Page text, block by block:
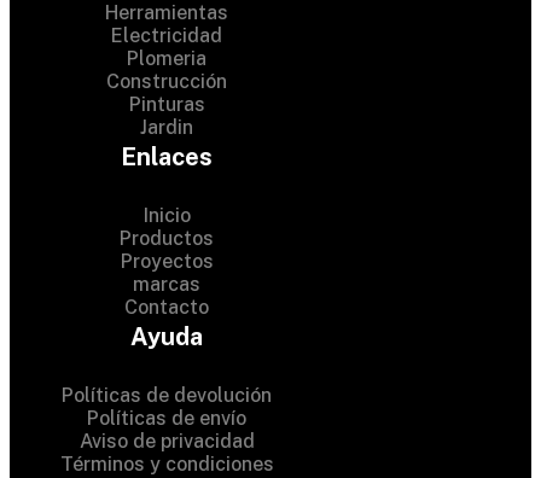
Herramientas
Electricidad
Plomeria
Construcción
Pinturas
Jardin
Enlaces
Inicio
Productos
Proyectos
marcas
Contacto
Ayuda
Políticas de devolución
Políticas de envío
Aviso de privacidad
Términos y condiciones